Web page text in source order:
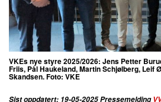
VKEs nye styre 2025/2026: Jens Petter
Friis, Pål Haukeland, Martin Schjølberg, Leif
Skandsen. Foto: VKE
Sist oppdatert: 19-05-2025 Pressemelding